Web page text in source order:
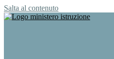
Salta al contenuto